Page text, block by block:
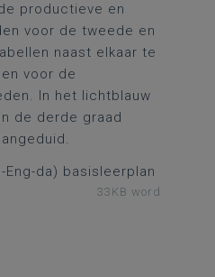
productieve en
voor de tweede en
naast elkaar te
voor de
In het lichtblauw
de derde graad
Eng-da) basisleerplan
33KB word